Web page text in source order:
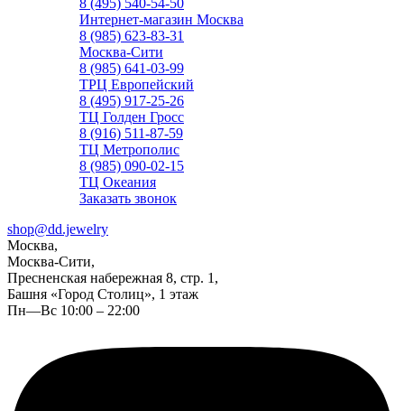
8 (495) 540-54-50
Интернет-магазин Москва
8 (985) 623-83-31
Москва-Сити
8 (985) 641-03-99
ТРЦ Европейский
8 (495) 917-25-26
ТЦ Голден Гросс
8 (916) 511-87-59
ТЦ Метрополис
8 (985) 090-02-15
ТЦ Океания
Заказать звонок
shop@dd.jewelry
Москва,
Москва-Сити,
Пресненская набережная 8, стр. 1,
Башня «Город Столиц», 1 этаж
Пн—Вс 10:00 – 22:00